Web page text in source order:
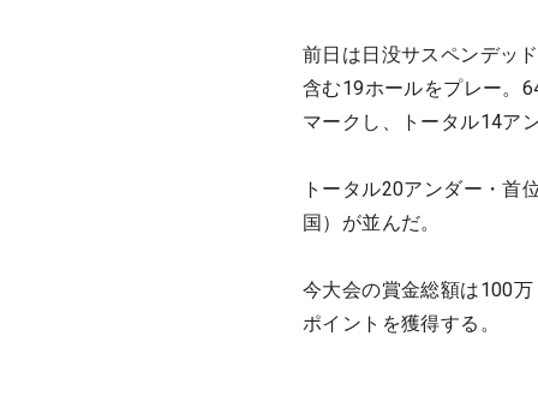
前日は日没サスペンデッ
含む19ホールをプレー。
マークし、トータル14ア
トータル20アンダー・首
国）が並んだ。
今大会の賞金総額は100
ポイントを獲得する。